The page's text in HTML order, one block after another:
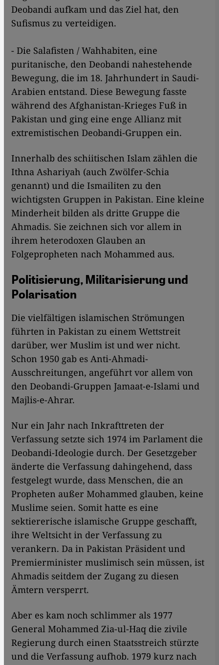
Deobandi aufkam und das Ziel hat, den
Sufismus zu verteidigen.
- Die Salafisten / Wahhabiten, eine
puritanische, den Deobandi nahestehende
Bewegung, die im 18. Jahrhundert in Saudi-
Arabien entstand. Diese Bewegung fasste
während des Afghanistan-Krieges Fuß in
Pakistan und ging eine enge Allianz mit
extremistischen Deobandi-Gruppen ein.
Innerhalb des schiitischen Islam zählen die
Ithna Ashariyah (auch Zwölfer-Schia
genannt) und die Ismailiten zu den
wichtigsten Gruppen in Pakistan. Eine kleine
Minderheit bilden als dritte Gruppe die
Ahmadis. Sie zeichnen sich vor allem in
ihrem heterodoxen Glauben an
Folgepropheten nach Mohammed aus.
Politisierung, Militarisierung und
Polarisation
Die vielfältigen islamischen Strömungen
führten in Pakistan zu einem Wettstreit
darüber, wer Muslim ist und wer nicht.
Schon 1950 gab es Anti-Ahmadi-
Ausschreitungen, angeführt vor allem von
den Deobandi-Gruppen Jamaat-e-Islami und
Majlis-e-Ahrar.
Nur ein Jahr nach Inkrafttreten der
Verfassung setzte sich 1974 im Parlament die
Deobandi-Ideologie durch. Der Gesetzgeber
änderte die Verfassung dahingehend, dass
festgelegt wurde, dass Menschen, die an
Propheten außer Mohammed glauben, keine
Muslime seien. Somit hatte es eine
sektiererische islamische Gruppe geschafft,
ihre Weltsicht in der Verfassung zu
verankern. Da in Pakistan Präsident und
Premierminister muslimisch sein müssen, ist
Ahmadis seitdem der Zugang zu diesen
Ämtern versperrt.
Aber es kam noch schlimmer als 1977
General Mohammed Zia-ul-Haq die zivile
Regierung durch einen Staatsstreich stürzte
und die Verfassung aufhob. 1979 kurz nach